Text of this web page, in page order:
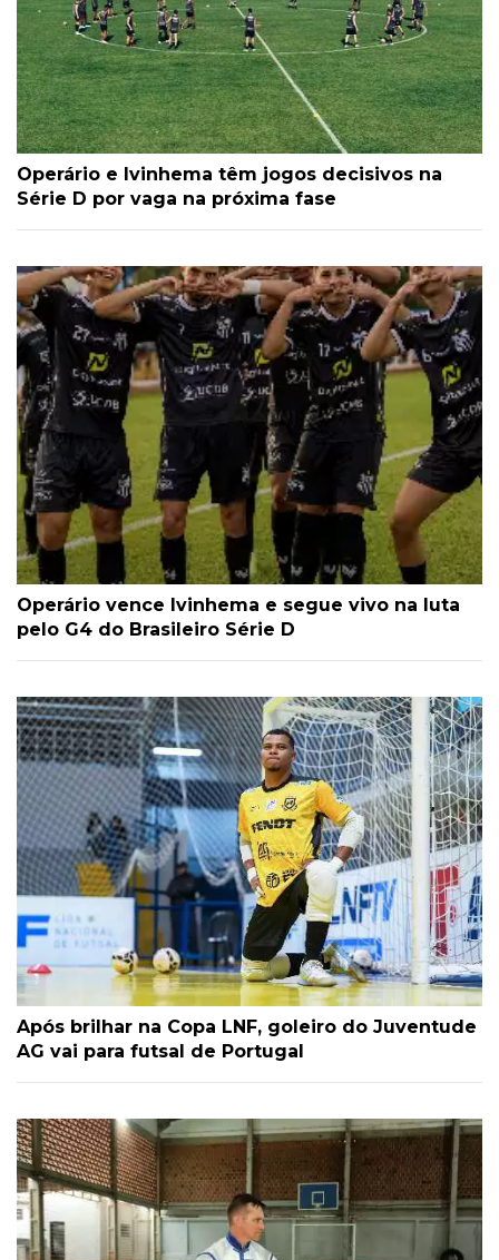
Operário e Ivinhema têm jogos decisivos na
Série D por vaga na próxima fase
Operário vence Ivinhema e segue vivo na luta
pelo G4 do Brasileiro Série D
Após brilhar na Copa LNF, goleiro do Juventude
AG vai para futsal de Portugal